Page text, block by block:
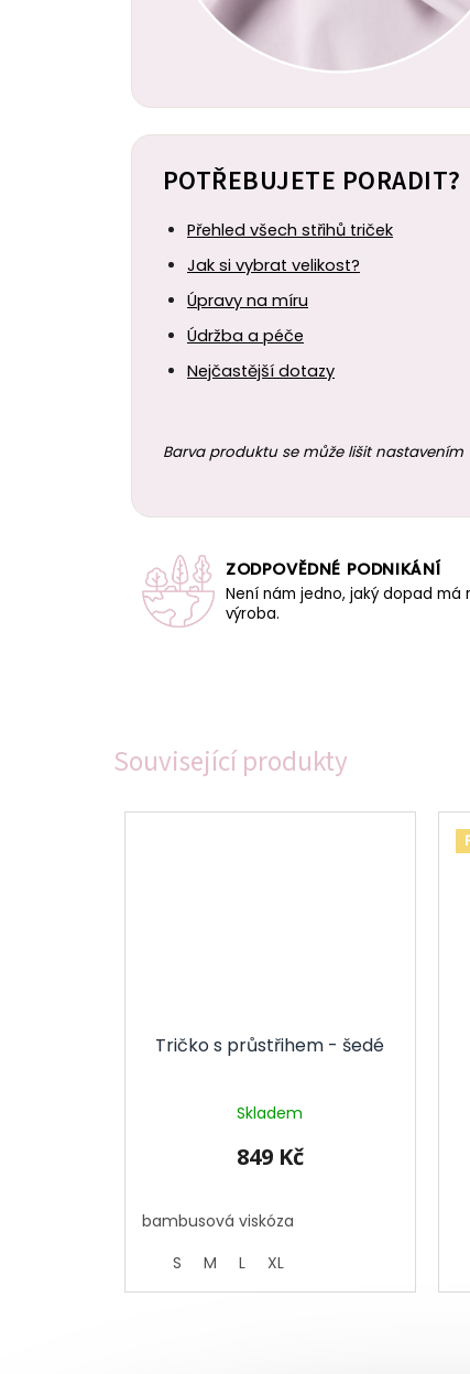
Související produkty
Tričko s průstřihem - šedé
Skladem
849 Kč
bambusová viskóza
S
M L XL
POTŘEBUJETE PORADIT?
Přehled všech střihů triček
Jak si vybrat velikost?
Úpravy na míru
Údržba a péče
Nejčastější dotazy
Barva produktu se může lišit
ZODPOVĚDNÉ PODNIKÁNÍ
Není nám jedno, jaký dopad má
výroba.